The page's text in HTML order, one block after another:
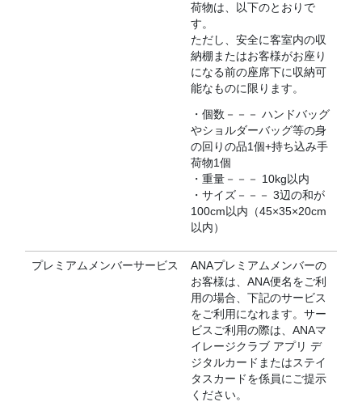
荷物は、以下のとおりで
す。
ただし、安全に客室内の収
納棚またはお客様がお座り
になる前の座席下に収納可
能なものに限ります。
・個数－－－ ハンドバッグ
やショルダーバッグ等の身
の回りの品1個+持ち込み手
荷物1個
・重量－－－ 10kg以内
・サイズ－－－ 3辺の和が
100cm以内（45×35×20cm
以内）
プレミアムメンバーサービス
ANAプレミアムメンバーの
お客様は、ANA便名をご利
用の場合、下記のサービス
をご利用になれます。サー
ビスご利用の際は、ANAマ
イレージクラブ アプリ デ
ジタルカードまたはステイ
タスカードを係員にご提示
ください。